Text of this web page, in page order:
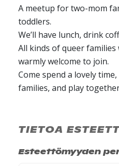
A meetup for two-mom
toddlers.
We’ll have lunch, drink
All kinds of queer
warmly welcome to join.
Come spend a lovely
families, and play
TIETOA
Esteettömyyden